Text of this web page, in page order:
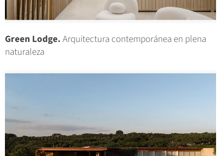
Green Lodge.Arquitectura contemporánea en plena
naturaleza